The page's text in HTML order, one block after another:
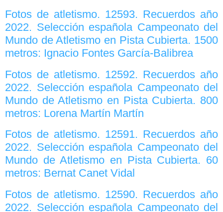
Fotos de atletismo. 12593. Recuerdos año
2022. Selección española Campeonato del
Mundo de Atletismo en Pista Cubierta. 1500
metros: Ignacio Fontes García-Balibrea
Fotos de atletismo. 12592. Recuerdos año
2022. Selección española Campeonato del
Mundo de Atletismo en Pista Cubierta. 800
metros: Lorena Martín Martín
Fotos de atletismo. 12591. Recuerdos año
2022. Selección española Campeonato del
Mundo de Atletismo en Pista Cubierta. 60
metros: Bernat Canet Vidal
Fotos de atletismo. 12590. Recuerdos año
2022. Selección española Campeonato del